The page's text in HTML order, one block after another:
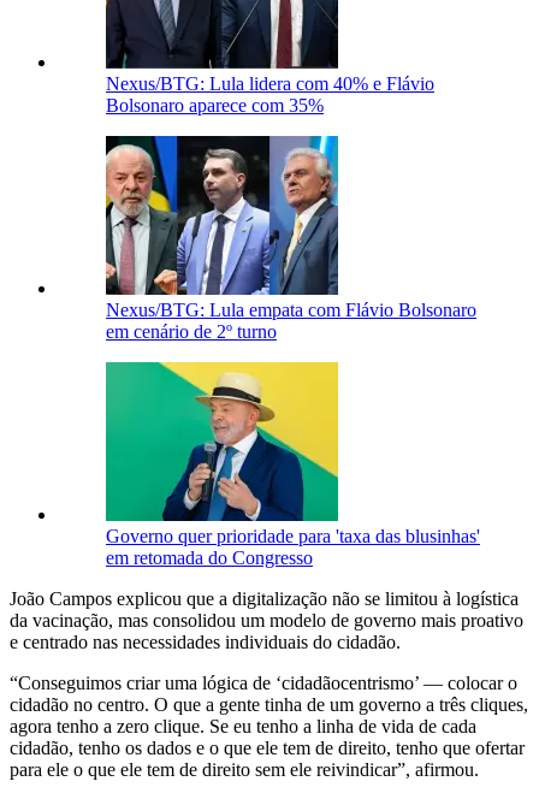
Nexus/BTG: Lula lidera com 40% e Flávio
Bolsonaro aparece com 35%
Nexus/BTG: Lula empata com Flávio Bolsonaro
em cenário de 2º turno
Governo quer prioridade para 'taxa das blusinhas'
em retomada do Congresso
João Campos explicou que a digitalização não se limitou à logística
da vacinação, mas consolidou um modelo de governo mais proativo
e centrado nas necessidades individuais do cidadão.
“Conseguimos criar uma lógica de ‘cidadãocentrismo’ — colocar o
cidadão no centro. O que a gente tinha de um governo a três cliques,
agora tenho a zero clique. Se eu tenho a linha de vida de cada
cidadão, tenho os dados e o que ele tem de direito, tenho que ofertar
para ele o que ele tem de direito sem ele reivindicar”, afirmou.